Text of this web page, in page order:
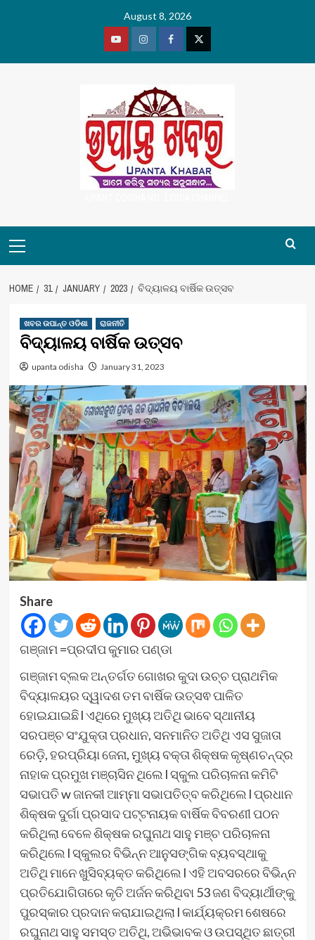
August 8, 2026
YoutubeVimeoFacebookTwitter
Menu
HOME 31 JANUARY 2023 ବିଦ୍ୟାଳୟ ବାର୍ଷିକ ଉତ୍ସବ
ଖବର ଉପାନ୍ତ ଓଡିଶା ରାଜନୀତି
ବିଦ୍ୟାଳୟ ବାର୍ଷିକ ଉତ୍ସବ
upanta odisha January 31, 2023
Share
ଗଞ୍ଜାମ =ପ୍ରଦୀପ କୁମାର ପଣ୍ଡା
ଗଞ୍ଜାମ ବ୍ଲକ ଅନ୍ତର୍ଗତ ଗୋଖର କୁଦା ଉଚ୍ଚ ପ୍ରାଥମିକ
ବିଦ୍ୟାଳୟର ଦ୍ୱାଦଶ ତମ ବାର୍ଷିକ ଉତ୍ସଵ ପାଳିତ
ହୋଇଯାଇଛି l ଏଥିରେ ମୁଖ୍ୟ ଅତିଥି ଭାବେ ସ୍ଥାନୀୟ
ସରପଞ୍ଚ ସଂଯୁକ୍ତା ପ୍ରଧାନ, ସନମାନିତ ଅତିଥି ଏସ ସୁଜାତା
ରେଡ଼ି, ହରପ୍ରିୟା ଜେନା, ମୁଖ୍ୟ ବକ୍ତା ଶିକ୍ଷକ କୃଷ୍ଣଚନ୍ଦ୍ର
ନାହାକ ପ୍ରମୁଖ ମଞ୍ଚାସିନ ଥିଲେ l ସ୍କୁଲ ପରିଚାଳନା କମିଟି
ସଭାପତି w ଜାନକୀ ଆମ୍ମା ସଭାପତିତ୍ବ କରିଥିଲେ l ପ୍ରଧାନ
ଶିକ୍ଷକ ଦୁର୍ଗା ପ୍ରସାଦ ପଟ୍ଟନାୟକ ବାର୍ଷିକ ବିବରଣୀ ପଠନ
କରିଥିଲା ବେଳେ ଶିକ୍ଷକ ରଘୁନାଥ ସାହୁ ମଞ୍ଚ ପରିଚାଳନା
କରିଥିଲେ l ସ୍କୁଲର ବିଭିନ୍ନ ଆନୁସଙ୍ଗିକ ବ୍ୟବସ୍ଥାକୁ
ଅତିଥି ମାନେ ଖୁସିବ୍ୟକ୍ତ କରିଥିଲେ l ଏହି ଅବସରରେ ବିଭିନ୍ନ
ପ୍ରତିଯୋଗିତାରେ କୃତି ଅର୍ଜନ କରିଥିବା 53 ଜଣ ବିଦ୍ୟାର୍ଥୀଙ୍କୁ
ପୁରସ୍କାର ପ୍ରଦାନ କରାଯାଇଥିଲା l କାର୍ଯ୍ୟକ୍ରମ ଶେଷରେ
ରଘୁନାଥ ସାହୁ ସମସ୍ତ ଅତିଥି, ଅଭିଭାବକ ଓ ଉପସ୍ଥିତ ଛାତ୍ରୀ